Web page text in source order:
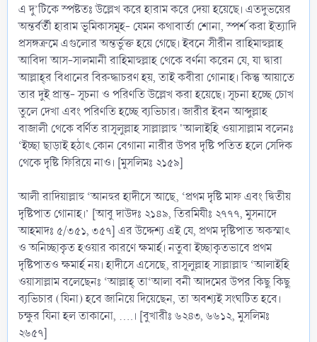
এ দু’টিকে স্পষ্টতঃ উল্লেখ করে হারাম করে দেয়া হয়েছে। এতদুভয়ের
অন্তর্বর্তী হারাম ভূমিকাসমূহ- যেমন কথাবার্তা শোনা, স্পর্শ করা ইত্যাদি
প্রসঙ্গক্রমে এগুলোর অন্তর্ভুক্ত হয়ে গেছে। ইবনে সীরীন রাহিমাহুল্লাহ
আবিদা আস-সালমানী রাহিমাহুল্লাহ থেকে বর্ণনা করেন যে, যা দ্বারা
আল্লাহ্‌র বিধানের বিরুদ্ধাচরণ হয়, তাই কবীরা গোনাহ। কিন্তু আয়াতে
তার দুই প্রান্ত- সূচনা ও পরিণতি উল্লেখ করা হয়েছে। সূচনা হচ্ছে চোখ
তুলে দেখা এবং পরিণতি হচ্ছে ব্যভিচার। জারীর ইবন আব্দুল্লাহ
বাজালী থেকে বর্ণিত রাসূলুল্লাহ সাল্লাল্লাহু 'আলাইহি ওয়াসাল্লাম বলেনঃ
‘ইচ্ছা ছাড়াই হঠাৎ কোন বেগানা নারীর উপর দৃষ্টি পতিত হলে সেদিক
থেকে দৃষ্টি ফিরিয়ে নাও। [মুসলিমঃ ২১৫৯]
আলী রাদিয়াল্লাহু ‘আনহুর হাদীসে আছে, ‘প্রথম দৃষ্টি মাফ এবং দ্বিতীয়
দৃষ্টিপাত গোনাহ।’ [আবু দাউদঃ ২১৪৯, তিরমিযীঃ ২৭৭৭, মুসনাদে
আহমাদঃ ৫/৩৫১, ৩৫৭] এর উদ্দেশ্য এই যে, প্রথম দৃষ্টিপাত অকস্মাৎ
ও অনিচ্ছাকৃত হওয়ার কারণে ক্ষমার্হ। নতুবা ইচ্ছাকৃতভাবে প্রথম
দৃষ্টিপাতও ক্ষমার্হ নয়। হাদীসে এসেছে, রাসূলুল্লাহ সাল্লাল্লাহু ‘আলাইহি
ওয়াসাল্লাম বলেছেনঃ ‘আল্লাহ্‌ তা‘আলা বনী আদমের উপর কিছু কিছু
ব্যভিচার (যিনা) হবে জানিয়ে দিয়েছেন, তা অবশ্যই সংঘটিত হবে।
চক্ষুর যিনা হল তাকানো, ....। [বুখারীঃ ৬২৪৩, ৬৬১২, মুসলিমঃ
২৬৫৭]